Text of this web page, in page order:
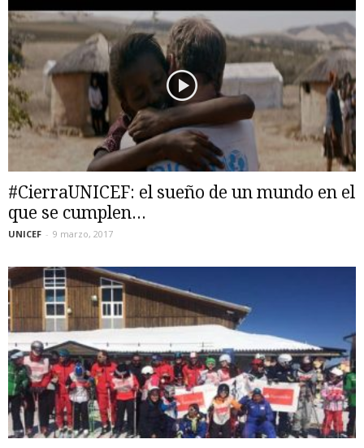
#CierraUNICEF: el sueño de un mundo en el
que se cumplen...
UNICEF - 9 marzo, 2017